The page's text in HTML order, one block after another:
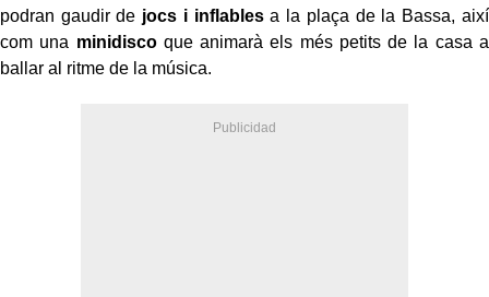
podran gaudir de jocs i inflablesa la plaça de la Bassa, així
com una minidiscoque animarà els més petits de la casa a
ballar al ritme de la música.